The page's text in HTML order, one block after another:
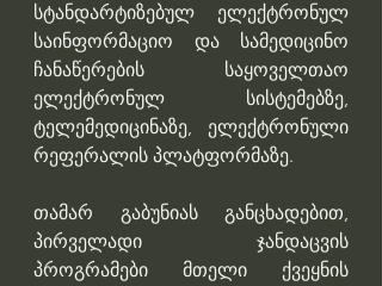
სტანდარტიზებულ ელექტრონულ
საინფორმაციო და სამედიცინო
ჩანაწერების საყოველთაო
ელექტრონულ სისტემებზე,
ტელემედიცინაზე, ელექტრონული
რეფერალის პლატფორმაზე.
თამარ გაბუნიას განცხადებით,
პირველადი ჯანდაცვის
პროგრამები მთელი ქვეყნის